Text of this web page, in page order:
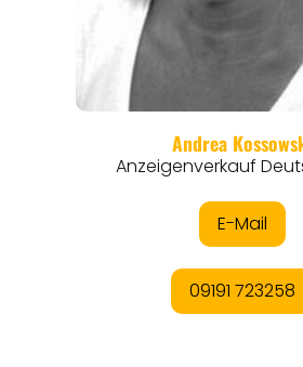
REGIONEN
ORTE
EVENTS